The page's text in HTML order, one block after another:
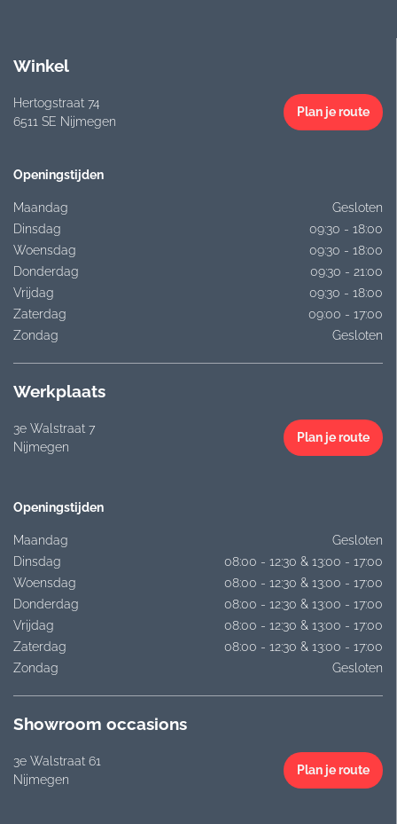
Winkel
Hertogstraat 74
6511 SE Nijmegen
Plan je route
Openingstijden
Maandag
Gesloten
Dinsdag
09:30 - 18:00
Woensdag
09:30 - 18:00
Donderdag
09:30 - 21:00
Vrijdag
09:30 - 18:00
Zaterdag
09:00 - 17:00
Zondag
Gesloten
Werkplaats
3e Walstraat 7
Nijmegen
Plan je route
Openingstijden
Maandag
Gesloten
Dinsdag
08:00 - 12:30 & 13:00 - 17:00
Woensdag
08:00 - 12:30 & 13:00 - 17:00
Donderdag
08:00 - 12:30 & 13:00 - 17:00
Vrijdag
08:00 - 12:30 & 13:00 - 17:00
Zaterdag
08:00 - 12:30 & 13:00 - 17:00
Zondag
Gesloten
Showroom occasions
3e Walstraat 61
Nijmegen
Plan je route